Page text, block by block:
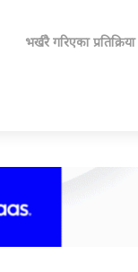
भर्खरै गरिएका प्रतिक्रिया